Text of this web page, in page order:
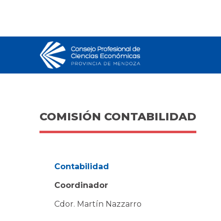
COMISIÓN CONTABILIDAD
Contabilidad
Coordinador
Cdor. Martín Nazzarro